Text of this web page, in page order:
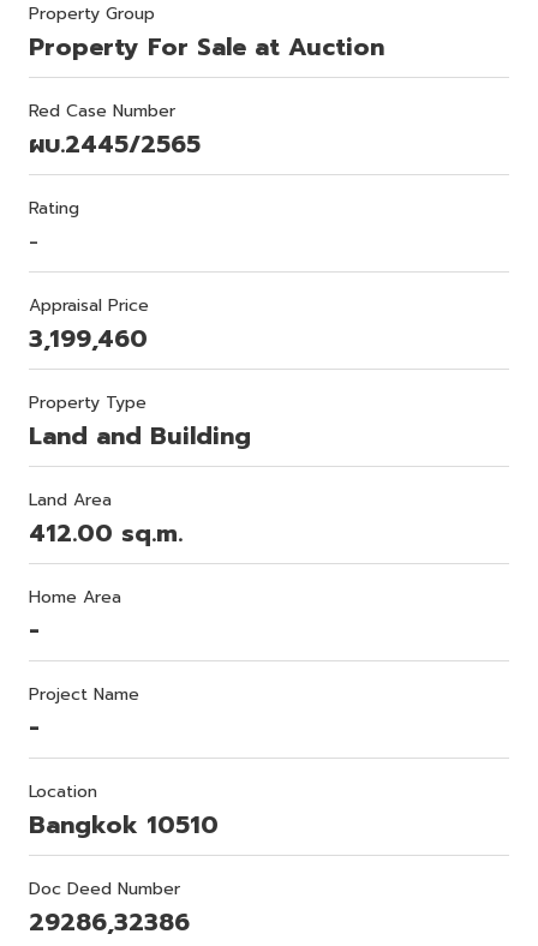
Property Group
Property For Sale at Auction
Red Case Number
ผบ.2445/2565
Rating
-
Appraisal Price
3,199,460
Property Type
Land and Building
Land Area
412.00 sq.m.
Home Area
-
Project Name
-
Location
Bangkok 10510
Doc Deed Number
29286,32386